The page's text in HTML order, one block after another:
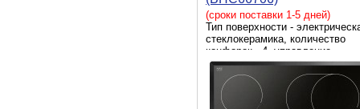
(сроки поставки 1-5 дней)
Тип поверхности -
стеклокерамика, количество
конфорок - 4, управление -
сенсорное, Размеры ниши для
встраивания - 56 x 49 см,